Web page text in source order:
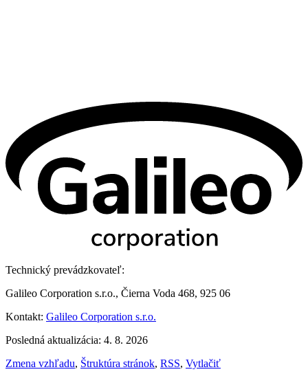
Technický prevádzkovateľ:
Galileo Corporation s.r.o., Čierna Voda 468, 925 06
Kontakt: Galileo Corporation s.r.o.
Posledná aktualizácia: 4. 8. 2026
Zmena vzhľadu, Štruktúra stránok, RSS, Vytlačiť